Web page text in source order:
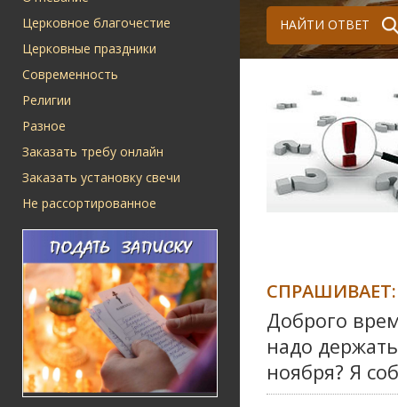
Церковное благочестие
Церковные праздники
Современность
Религии
Разное
Заказать требу онлайн
Заказать установку свечи
Не рассортированное
НАЙТИ ОТВЕТ
СПРАШИВАЕТ:
Доброго
надо
ноября? Я